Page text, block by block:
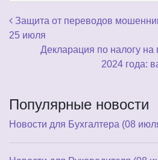
Навигация по
Защита от переводов
25 июля
Декларация по налогу на
2024 года:
Популярные новости
Новости для Бухгалтера (08